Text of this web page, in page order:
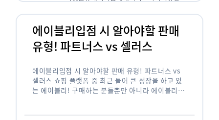
에이블리입점 시 알아야할 판매
유형! 파트너스 vs 셀러스
에이블리입점 시 알아야할 판매 유형! 파트너스 vs
셀러스 쇼핑 플랫폼 중 최근 들어 큰 성장을 하고 있
는 에이블리! 구매하는 분들뿐만 아니라 에이블리에